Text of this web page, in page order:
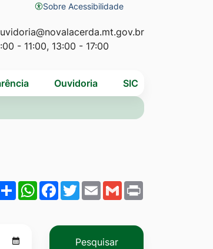
Sobre Acessibilidade
- 11:00, 13:00 - 17:00
Ouvidoria SIC
ShareWhatsApp
Facebook
Twitter
EmailGmail
Pesquisar